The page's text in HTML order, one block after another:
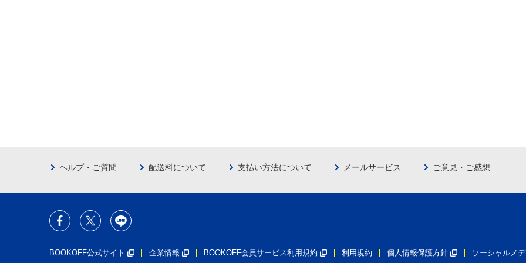
ヘルプ・ご質問 配送料について 支払い方法について メールサービス ご意見・ご感想
BOOKOFF公式サイト 企業情報 BOOKOFF会員サービス利用規約 利用規約 個人情報保護方針 ソーシャルメ